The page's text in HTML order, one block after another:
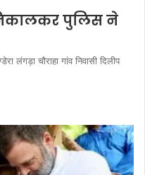
पुलिस ने
लंगड़ा चौराहा गांव निवासी दिलीप